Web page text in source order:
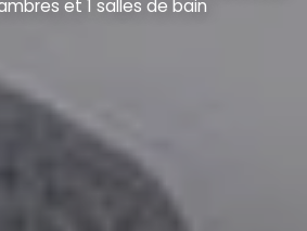
et 1 salles de bain